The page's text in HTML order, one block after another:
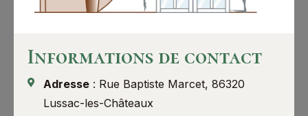
Informations de contact
Adresse: Rue Baptiste Marcet, 86320
Lussac-les-Châteaux